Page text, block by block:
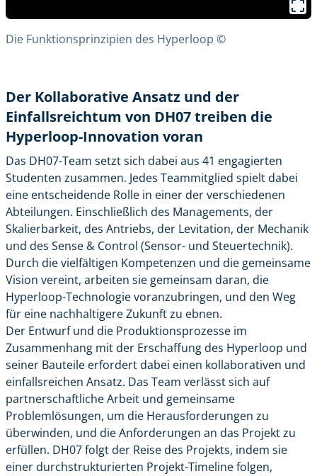
Die Funktionsprinzipien des Hyperloop ©
Der Kollaborative Ansatz und der
Einfallsreichtum von DH07 treiben die
Hyperloop-Innovation voran
Das DH07-Team setzt sich dabei aus 41 engagierten
Studenten zusammen. Jedes Teammitglied spielt dabei
eine entscheidende Rolle in einer der verschiedenen
Abteilungen. Einschließlich des Managements, der
Skalierbarkeit, des Antriebs, der Levitation, der Mechanik
und des Sense & Control (Sensor- und Steuertechnik).
Durch die vielfältigen Kompetenzen und die gemeinsame
Vision vereint, arbeiten sie gemeinsam daran, die
Hyperloop-Technologie voranzubringen, und den Weg
für eine nachhaltigere Zukunft zu ebnen.
Der Entwurf und die Produktionsprozesse im
Zusammenhang mit der Erschaffung des Hyperloop und
seiner Bauteile erfordert dabei einen kollaborativen und
einfallsreichen Ansatz. Das Team verlässt sich auf
partnerschaftliche Arbeit und gemeinsame
Problemlösungen, um die Herausforderungen zu
überwinden, und die Anforderungen an das Projekt zu
erfüllen. DH07 folgt der Reise des Projekts, indem sie
einer durchstrukturierten Projekt-Timeline folgen,